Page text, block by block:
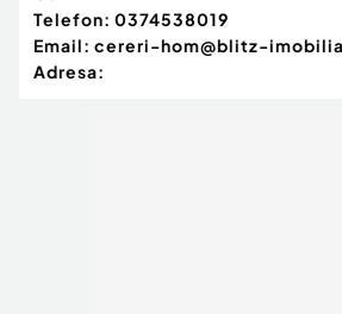
Telefon: 0374538019
Email: cereri-hom@blitz-
Adresa: